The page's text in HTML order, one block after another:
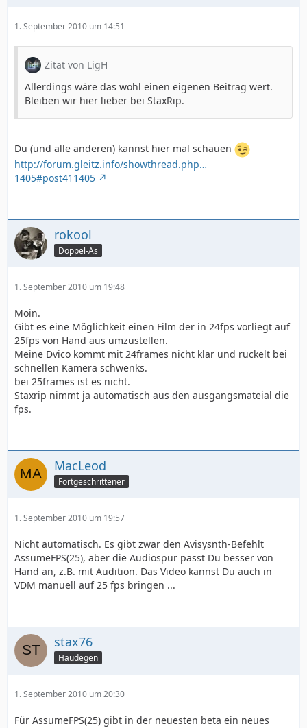
1. September 2010 um 14:51
Zitat von LigH
Allerdings wäre das wohl einen eigenen Beitrag wert.
Bleiben wir hier lieber bei StaxRip.
Du (und alle anderen) kannst hier mal schauen
http://forum.gleitz.info/showthread.php…
1405#post411405
rokool
Doppel-As
1. September 2010 um 19:48
Moin.
Gibt es eine Möglichkeit einen Film der in 24fps vorliegt auf
25fps von Hand aus umzustellen.
Meine Dvico kommt mit 24frames nicht klar und ruckelt bei
schnellen Kamera schwenks.
bei 25frames ist es nicht.
Staxrip nimmt ja automatisch aus den ausgangsmateial die
fps.
MacLeod
Fortgeschrittener
1. September 2010 um 19:57
Nicht automatisch. Es gibt zwar den Avisysnth-Befehlt
AssumeFPS(25), aber die Audiospur passt Du besser von
Hand an, z.B. mit Audition. Das Video kannst Du auch in
VDM manuell auf 25 fps bringen ...
stax76
Haudegen
1. September 2010 um 20:30
Für AssumeFPS(25) gibt in der neuesten beta ein neues